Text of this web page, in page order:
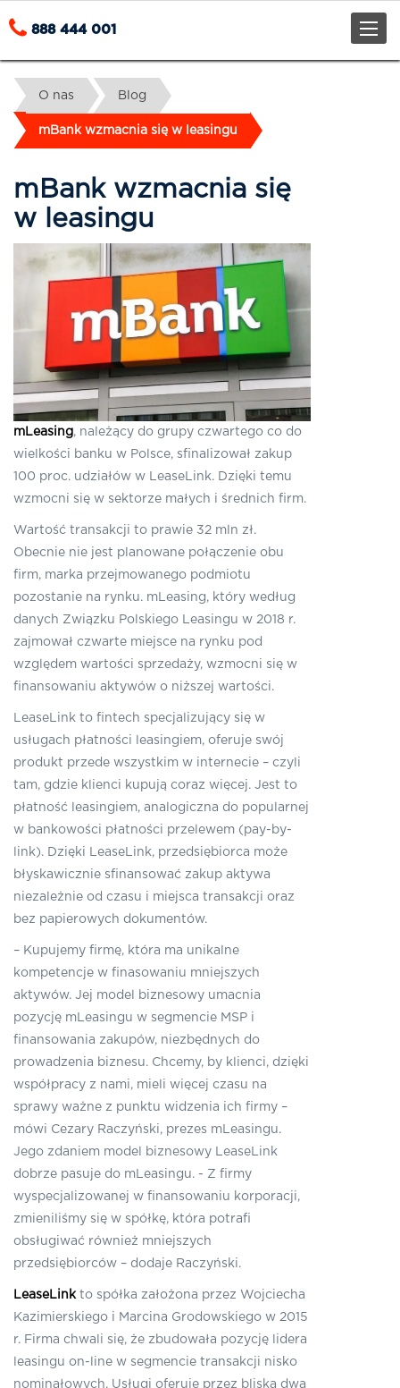
Toggle
888 444 001
O nas Blog
mBank wzmacnia się w leasingu
mBank wzmacnia się
w leasingu
mLeasing, należący do grupy czwartego co do
wielkości banku w Polsce, sfinalizował zakup
100 proc. udziałów w LeaseLink. Dzięki temu
wzmocni się w sektorze małych i średnich firm.
Wartość transakcji to prawie 32 mln zł.
Obecnie nie jest planowane połączenie obu
firm, marka przejmowanego podmiotu
pozostanie na rynku. mLeasing, który według
danych Związku Polskiego Leasingu w 2018 r.
zajmował czwarte miejsce na rynku pod
względem wartości sprzedaży, wzmocni się w
finansowaniu aktywów o niższej wartości.
LeaseLink to fintech specjalizujący się w
usługach płatności leasingiem, oferuje swój
produkt przede wszystkim w internecie – czyli
tam, gdzie klienci kupują coraz więcej. Jest to
płatność leasingiem, analogiczna do popularnej
w bankowości płatności przelewem (pay-by-
link). Dzięki LeaseLink, przedsiębiorca może
błyskawicznie sfinansować zakup aktywa
niezależnie od czasu i miejsca transakcji oraz
bez papierowych dokumentów.
– Kupujemy firmę, która ma unikalne
kompetencje w finasowaniu mniejszych
aktywów. Jej model biznesowy umacnia
pozycję mLeasingu w segmencie MSP i
finansowania zakupów, niezbędnych do
prowadzenia biznesu. Chcemy, by klienci, dzięki
współpracy z nami, mieli więcej czasu na
sprawy ważne z punktu widzenia ich firmy –
mówi Cezary Raczyński, prezes mLeasingu.
Jego zdaniem model biznesowy LeaseLink
dobrze pasuje do mLeasingu. - Z firmy
wyspecjalizowanej w finansowaniu korporacji,
zmieniliśmy się w spółkę, która potrafi
obsługiwać również mniejszych
przedsiębiorców – dodaje Raczyński.
LeaseLinkto spółka założona przez Wojciecha
Kazimierskiego i Marcina Grodowskiego w 2015
r. Firma chwali się, że zbudowała pozycję lidera
leasingu on-line w segmencie transakcji nisko
nominałowych. Usługi oferuje przez bliska dwa